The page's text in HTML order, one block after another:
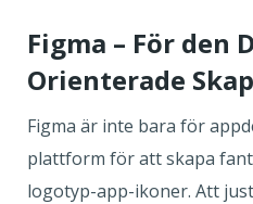
Figma – För den
Orienterade
Figma är inte bara för
plattform för att skapa
logotyp-app-ikoner. Att